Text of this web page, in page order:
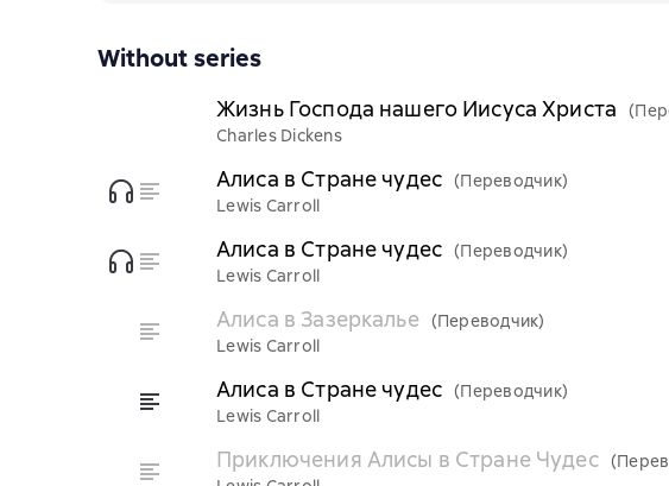
Without series
Жизнь Господа нашего Иисуса Христа
Charles Dickens
Алиса в Стране чудес (Переводчик)
Lewis Carroll
Алиса в Стране чудес (Переводчик)
Lewis Carroll
Алиса в Зазеркалье (Переводчик)
Lewis Carroll
Алиса в Стране чудес (Переводчик)
Lewis Carroll
Приключения Алисы в Стране Чудес